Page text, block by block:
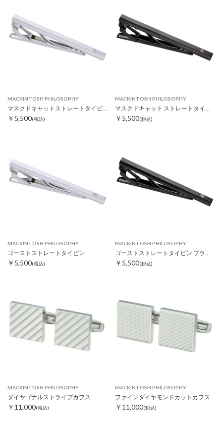
MACKINTOSH PHILOSOPHY
マスクドキャットストレートタイピン
￥5,500(税込)
MACKINTOSH PHILOSOPHY
マスクドキャット ストレートタイピン ブラック
￥5,500(税込)
MACKINTOSH PHILOSOPHY
ゴーストストレートタイピン
￥5,500(税込)
MACKINTOSH PHILOSOPHY
￥5,500(税込)
MACKINTOSH PHILOSOPHY
ダイヤゴナルストライプカフス
￥11,000(税込)
MACKINTOSH PHILOSOPHY
ファインダイヤモンドカットカフス
￥11,000(税込)